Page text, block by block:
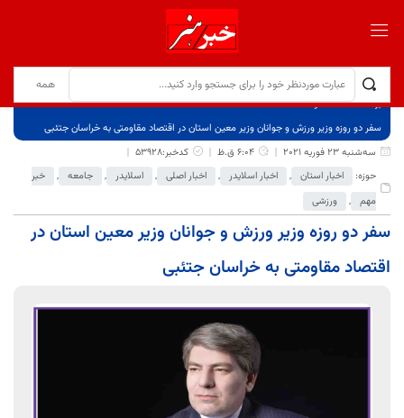
برگ نخست
نوشته‌ها
سفر دو روزه وزیر ورزش و جوانان وزیر معین استان در اقتصاد مقاومتی به خراسان جتئبی
سه‌شنبه 23 فوریه 2021
6:04 ق.ظ
کدخبر:53928
حوزه:
اخبار استان , اخبار اسلایدر , اخبار اصلی , اسلایدر , جامعه ,
خبر
مهم , ورزشی
سفر دو روزه وزیر ورزش و جوانان وزیر معین استان در
اقتصاد مقاومتی به خراسان جتئبی